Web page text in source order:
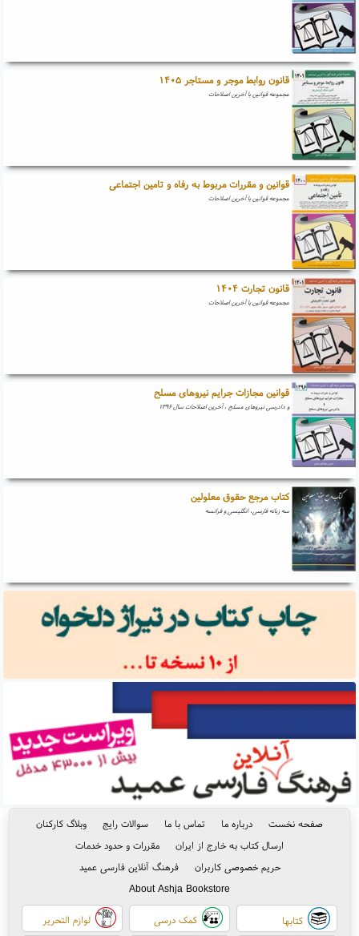
قانون روابط موجر و مستاجر ۱۴۰۵
مجموعه قوانین با آخرین اصلاحات
قوانین و مقررات مربوط به رفاه و تامین اجتماعی
مجموعه قوانین با آخرین اصلاحات
قانون تجارت ۱۴۰۴
مجموعه قوانین با آخرین اصلاحات
قوانین مجازات جرایم نیروهای مسلح
و دادرسی نیروهای مسلح ، آخرین اصلاحات سال ۱۳۹۶
کتاب مرجع حقوق معلولین
سه زبانه فارسی، انگلیسی و فرانسه
صفحه نخست درباره ما تماس با ما سوالات رایج
وبلاگ کارکنان
ارسال کتاب به خارج از ایران
مقررات و حدود خدمات
حریم خصوصی کاربران
فرهنگ آنلاین فارسی عمید
About Ashja Bookstore
کتابها کمک درسی لوازم التحریر